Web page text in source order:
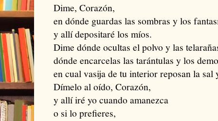
Dime, Corazón,
en dónde guardas las sombras y los
y allí depositaré los míos.
Dime dónde ocultas el polvo y las
dónde encarcelas las tarántulas y los
en cual vasija de tu interior reposan la sal
Dímelo al oído, Corazón,
y allí iré yo cuando amanezca
o si lo prefieres,